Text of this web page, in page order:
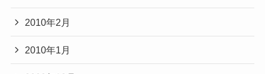
2010年2月
2010年1月